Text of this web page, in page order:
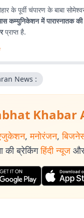
के पूर्वी चंपारण के बाबा
कम्युनिकेशन में पारास्नातक की
प्राप्त है.
News :
Khabar
, मनोरंजन,
की ब्रेकिंग हिंदी न्यूज